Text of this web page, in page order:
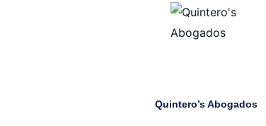
Quintero’s Abogados